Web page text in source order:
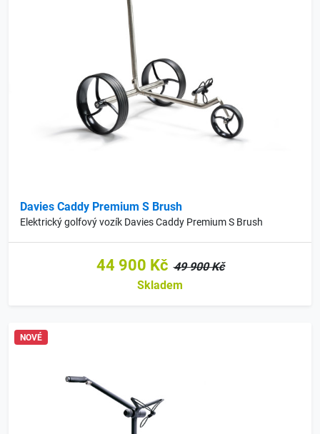
Davies Caddy Premium S Brush
Elektrický golfový vozík Davies Caddy Premium S Brush
44 900 Kč 49 900 Kč
Skladem
NOVÉ